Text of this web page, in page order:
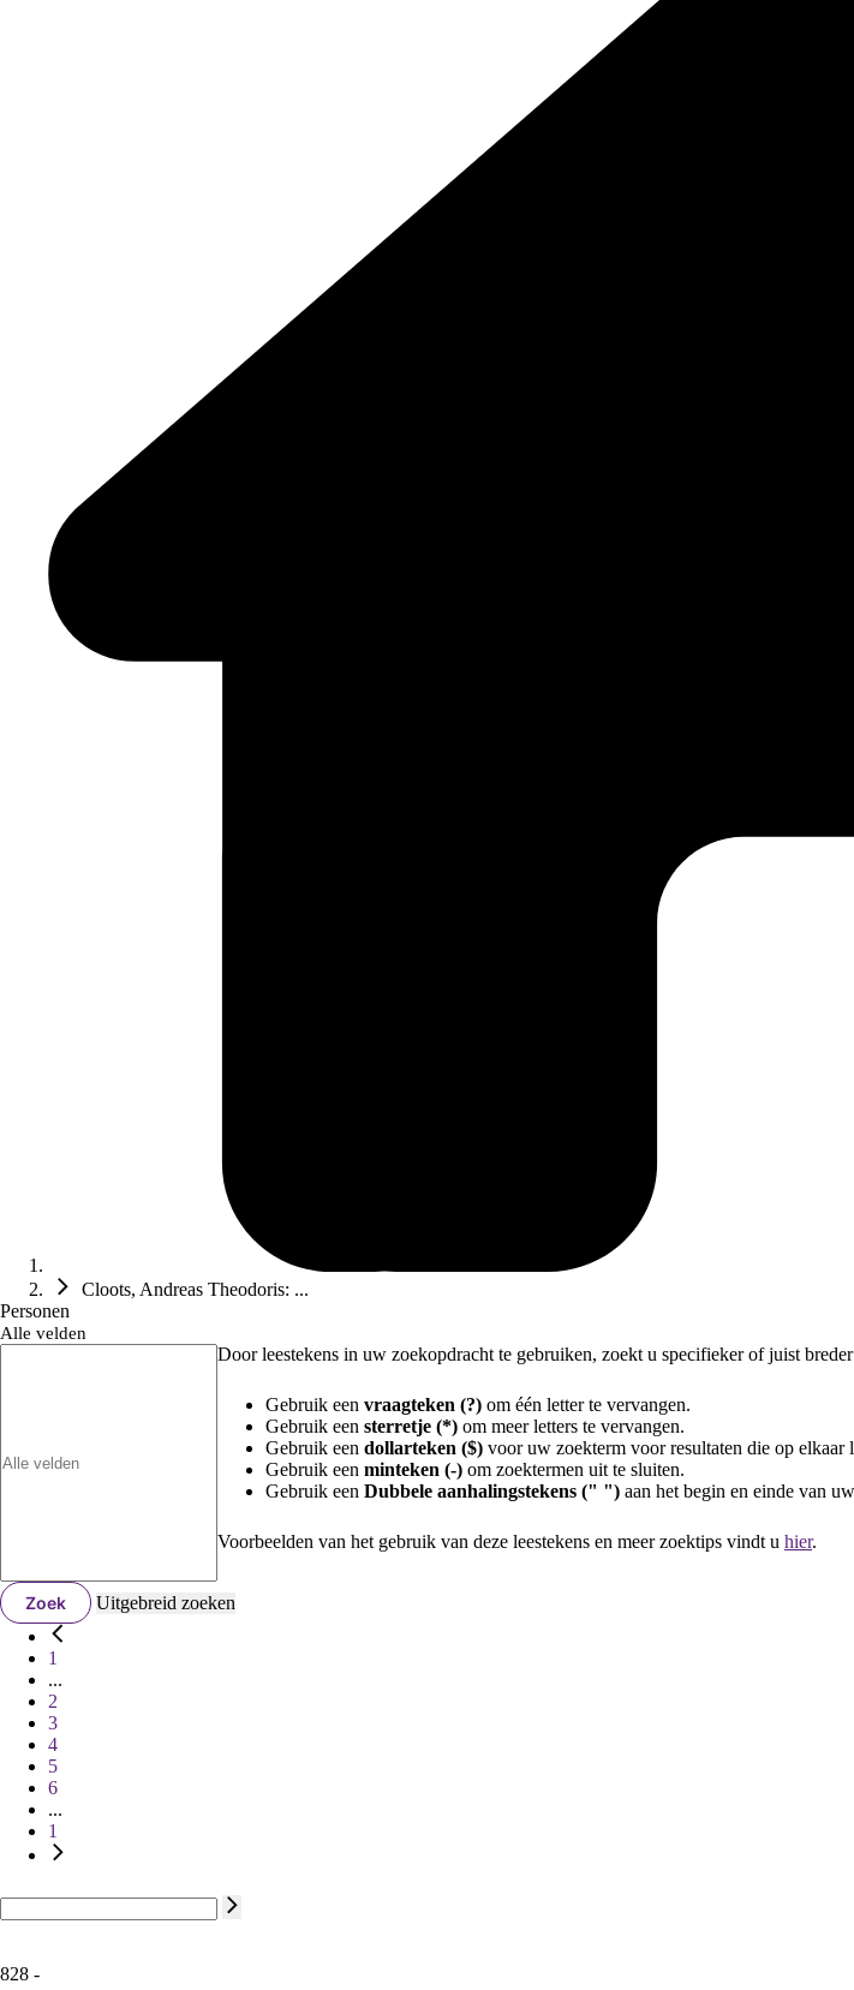
Cloots, Andreas Theodoris: ...
Personen
Alle velden
Door leestekens in uw zoekopdracht te gebruiken, zoekt u specifieker of juist
Gebruik een vraagteken (?) om één letter te vervangen.
Gebruik een sterretje (*) om meer letters te vervangen.
Gebruik een dollarteken ($) voor uw zoekterm voor resultaten die op elkaar
Gebruik een minteken (-) om zoektermen uit te sluiten.
Gebruik een Dubbele aanhalingstekens (" ") aan het begin en einde van
Voorbeelden van het gebruik van deze leestekens en meer zoektips vindt u hier.
Zoek Uitgebreid zoeken
1
...
2
3
4
5
6
...
1
828 -